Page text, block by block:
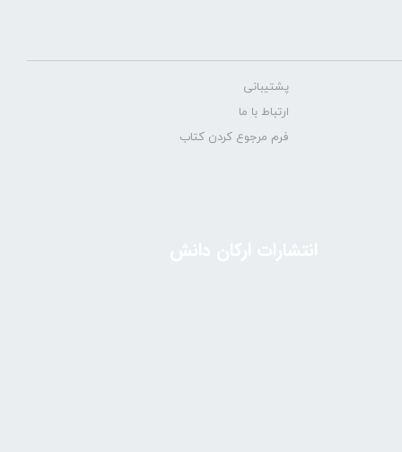
پشتیبانی
ارتباط با ما
فرم مرجوع کردن کتاب